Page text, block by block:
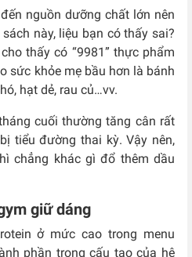
nguồn dưỡng chất lớn nên
này, liệu bạn có thấy sai?
thấy có “9981” thực phẩm
sức khỏe mẹ bầu hơn là bánh
hạt dẻ, rau củ…vv.
cuối thường tăng cân rất
tiểu đường thai kỳ. Vậy nên,
chẳng khác gì đổ thêm dầu
giữ dáng
ở mức cao trong menu
phần trong cấu tạo của hệ